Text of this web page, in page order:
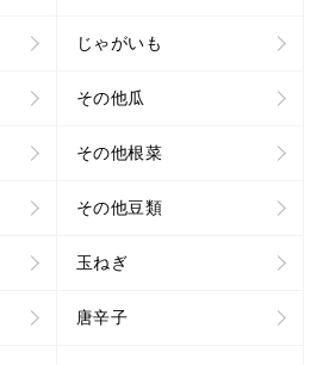
じゃがいも
その他瓜
その他根菜
その他豆類
玉ねぎ
唐辛子